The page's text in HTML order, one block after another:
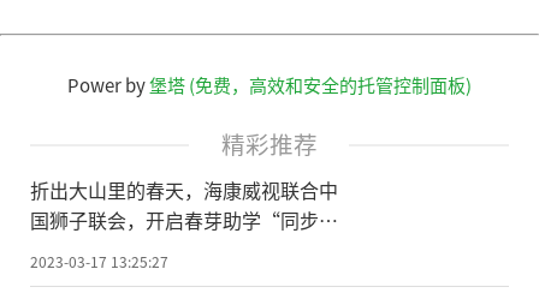
Power by堡塔 (免费，高效和安全的托管控制面板)
精彩推荐
折出大山里的春天，海康威视联合中
国狮子联会，开启春芽助学“同步课
堂”
2023-03-17 13:25:27